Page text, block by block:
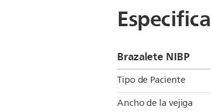
Brazalete NIBP
Tipo de Paciente
Ancho de la vejiga